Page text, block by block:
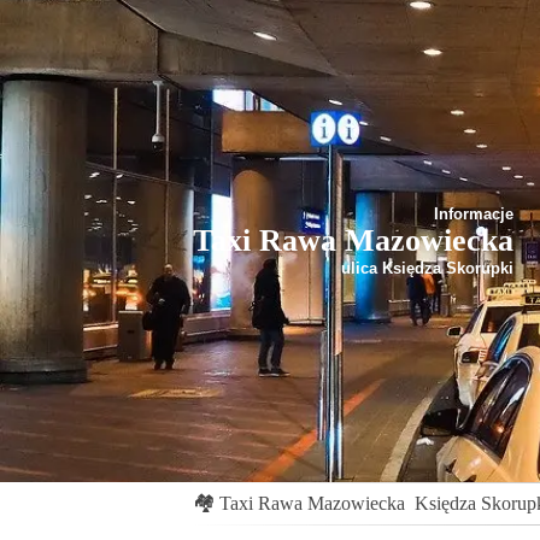
Informacje
Taxi Rawa Mazowiecka
ulica Księdza Skorupki
🏘 Taxi Rawa Mazowiecka Księdza